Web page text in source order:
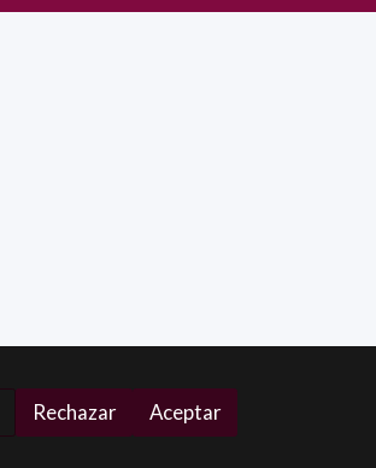
Rechazar Aceptar